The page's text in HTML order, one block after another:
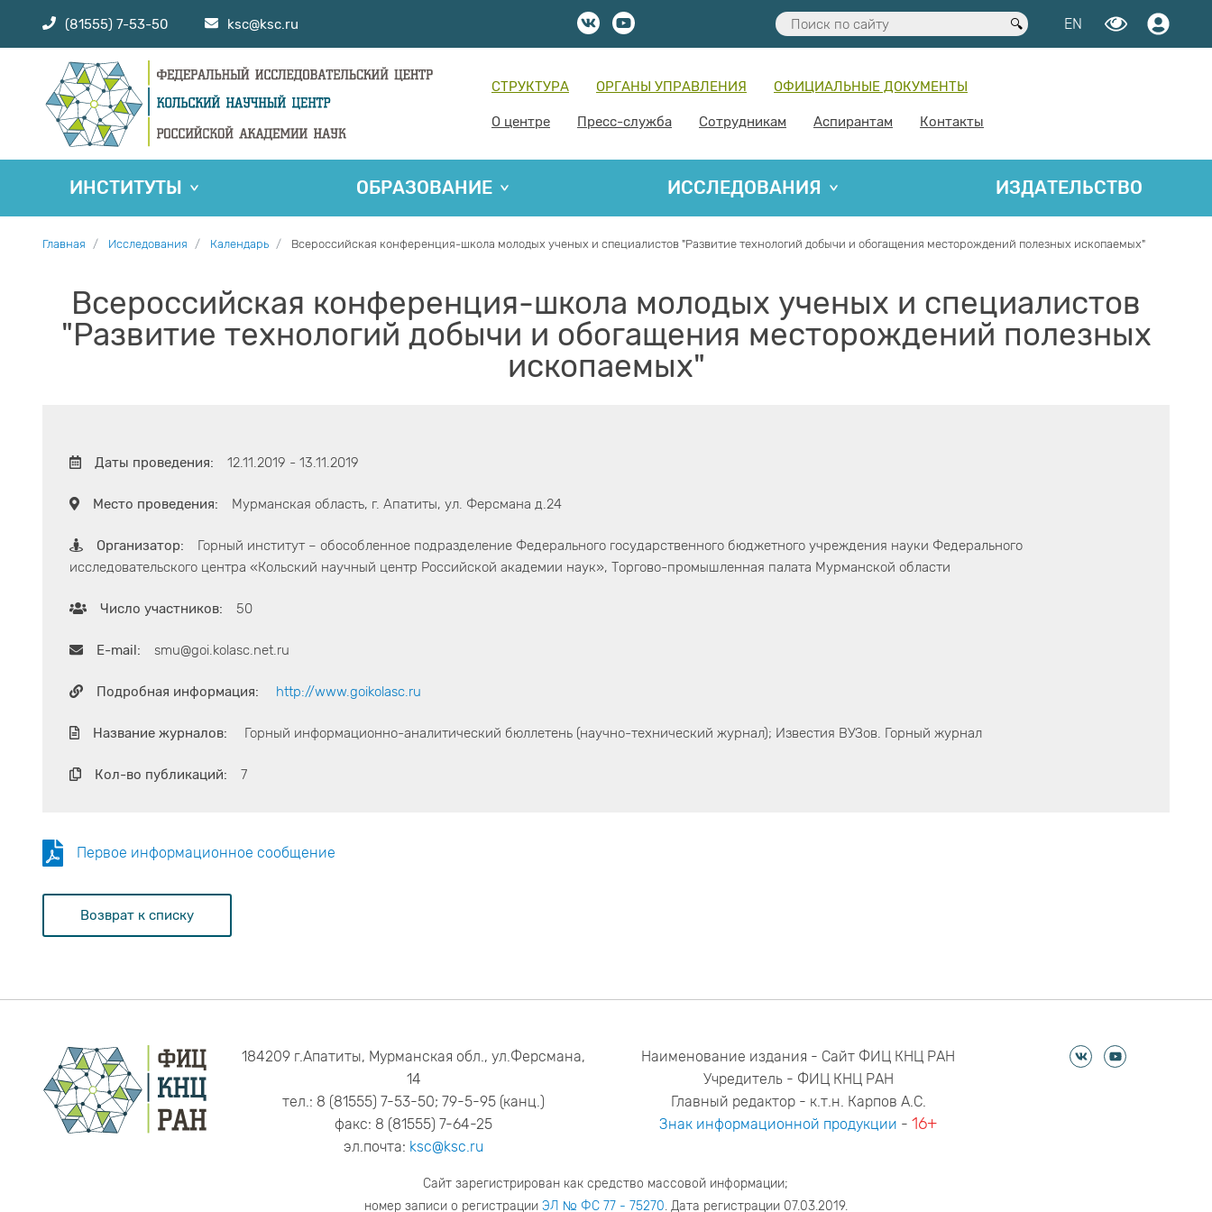
(81555) 7-53-50 ksc@ksc.ru EN
СТРУКТУРА ОРГАНЫ УПРАВЛЕНИЯ ОФИЦИАЛЬНЫЕ ДОКУМЕНТЫ
О центре Пресс-служба Сотрудникам Аспирантам Контакты
ИНСТИТУТЫ ОБРАЗОВАНИЕ ИССЛЕДОВАНИЯ ИЗДАТЕЛЬСТВО
Главная Исследования Календарь Всероссийская конференция-школа молодых ученых и специалистов "Развитие технологий добычи и обогащения месторождений полезных ископаемых"
Всероссийская конференция-школа молодых ученых и специалистов
"Развитие технологий добычи и обогащения месторождений полезных
ископаемых"
Даты проведения: 12.11.2019 - 13.11.2019
Место проведения: Мурманская область, г. Апатиты, ул. Ферсмана д.24
Организатор:
Горный институт – обособленное подразделение Федерального государственного бюджетного учреждения науки Федерального
исследовательского центра «Кольский научный центр Российской академии наук», Торгово-промышленная палата Мурманской области
Число участников: 50
E-mail: smu@goi.kolasc.net.ru
Подробная информация: http://www.goikolasc.ru
Название журналов: Горный информационно-аналитический бюллетень (научно-технический журнал); Известия ВУЗов. Горный журнал
Кол-во публикаций: 7
Первое информационное сообщение
Возврат к списку
184209 г.Апатиты, Мурманская обл., ул.Ферсмана,
14
тел.: 8 (81555) 7-53-50; 79-5-95 (канц.)
факс: 8 (81555) 7-64-25
эл.почта: ksc@ksc.ru
Наименование издания - Сайт ФИЦ КНЦ РАН
Учредитель - ФИЦ КНЦ РАН
Главный редактор - к.т.н. Карпов А.С.
Знак информационной продукции -16+
Сайт зарегистрирован как средство массовой информации;
номер записи о регистрации ЭЛ № ФС 77 - 75270. Дата регистрации 07.03.2019.